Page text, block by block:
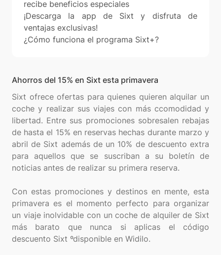
recibe beneficios especiales
¡Descarga la app de Sixt y disfruta de
ventajas exclusivas!
¿Cómo funciona el programa Sixt+?
Ahorros del 15% en Sixt esta primavera
Sixt ofrece ofertas para quienes quieren alquilar un
coche y realizar sus viajes con más ccomodidad y
libertad. Entre sus promociones sobresalen rebajas
de hasta el 15% en reservas hechas durante marzo y
abril de Sixt además de un 10% de descuento extra
para aquellos que se suscriban a su boletín de
noticias antes de realizar su primera reserva.
Con estas promociones y destinos en mente, esta
primavera es el momento perfecto para organizar
un viaje inolvidable con un coche de alquiler de Sixt
más barato que nunca si aplicas el código